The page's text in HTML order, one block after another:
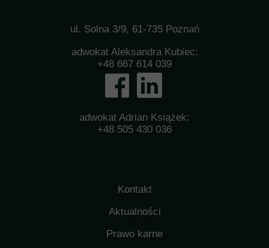
Kontakt
Aktualności
Prawo karne
adwokat Aleksandra Kubiec:
+48 667 614 039
ul. Solna 3/9, 61-735 Poznań
adwokat Adrian Książek:
+48 505 430 036